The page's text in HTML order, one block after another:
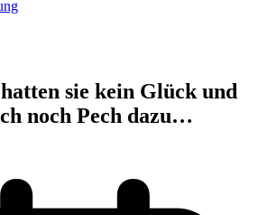
sie kein Glück und
noch Pech dazu…